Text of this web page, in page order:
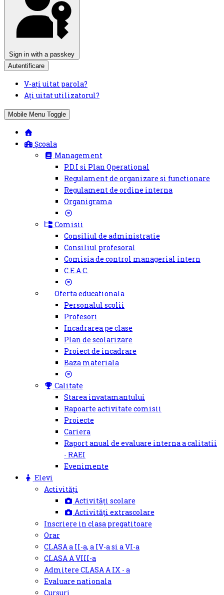
Sign in with a passkey
Autentificare
V-ați uitat parola?
Ați uitat utilizatorul?
Mobile Menu Toggle
Școala
Management
P.D.I si Plan Operational
Regulament de organizare si functionare
Regulament de ordine interna
Organigrama
Comisii
Consiliul de administratie
Consiliul profesoral
Comisia de control managerial intern
C.E.A.C.
Oferta educationala
Personalul scolii
Profesori
Incadrarea pe clase
Plan de scolarizare
Proiect de incadrare
Baza materiala
Calitate
Starea invatamantului
Rapoarte activitate comisii
Proiecte
Cariera
Raport anual de evaluare interna a calitatii
- RAEI
Evenimente
Elevi
Activități
Activități scolare
Activități extrascolare
Inscriere in clasa pregatitoare
Orar
CLASA a II-a, a IV-a si a VI-a
CLASA A VIII-a
Admitere CLASA A IX - a
Evaluare nationala
Cursuri